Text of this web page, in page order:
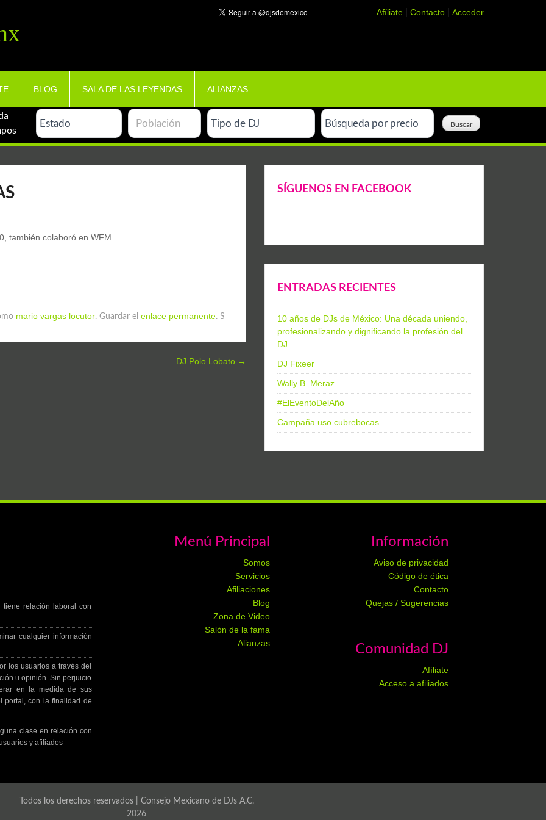
Afíliate Contacto Acceder
BLOG SALA DE LAS LEYENDAS ALIANZAS
también colaboró en WFM
mario vargas locutor. Guardar el enlace permanente. S
DJ Polo Lobato →
SÍGUENOS EN FACEBOOK
ENTRADAS RECIENTES
10 años de DJs de México: Una década uniendo,
profesionalizando y dignificando la profesión del
DJ
DJ Fixeer
Wally B. Meraz
#ElEventoDelAño
Campaña uso cubrebocas
relación laboral con
cualquier información
los usuarios a través del
u opinión. Sin perjuicio
en la medida de sus
portal, con la finalidad de
clase en relación con
y afiliados
Menú Principal
Somos
Servicios
Afiliaciones
Blog
Zona de Video
Salón de la fama
Alianzas
Información
Aviso de privacidad
Código de ética
Contacto
Quejas / Sugerencias
Comunidad DJ
Afíliate
Acceso a afiliados
Todos los derechos reservados | Consejo Mexicano de DJs A.C.
2026